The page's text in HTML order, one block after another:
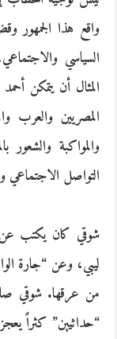
واقع هذا الجمهور
السياسي
المصريين والعرب
والمواكبة والشعور
التواصل الاجتماعي
شوقي كان يكتب
ليبي، وعن “جارة
من عرقها. شوقي
“حداثيين” كثراً